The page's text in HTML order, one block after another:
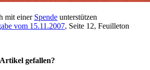
mit einer Spende unterstützen
vom 15.11.2007, Seite 12, Feuilleton
gefallen?